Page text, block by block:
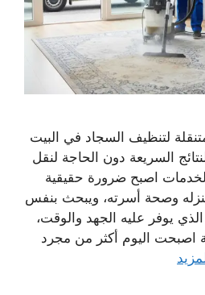
لتنظيف السجاد في البيت
السريعة دون الحاجة لنقل
اصبح ضرورة حقيقية
وصحة أسرته، ويبحث بنفس
يوفر عليه الجهد والوقت،
اصبحت اليوم أكثر من مجرد